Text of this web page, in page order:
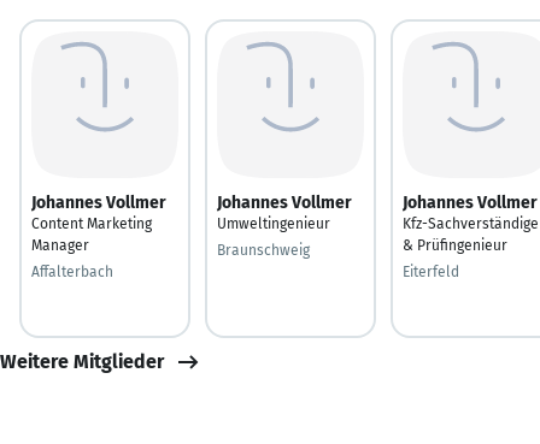
Johannes Vollmer
Content Marketing
Manager
Affalterbach
Johannes Vollmer
Umweltingenieur
Braunschweig
Johannes Vollmer
Kfz-
& Prüfingenieur
Eiterfeld
Weitere Mitglieder